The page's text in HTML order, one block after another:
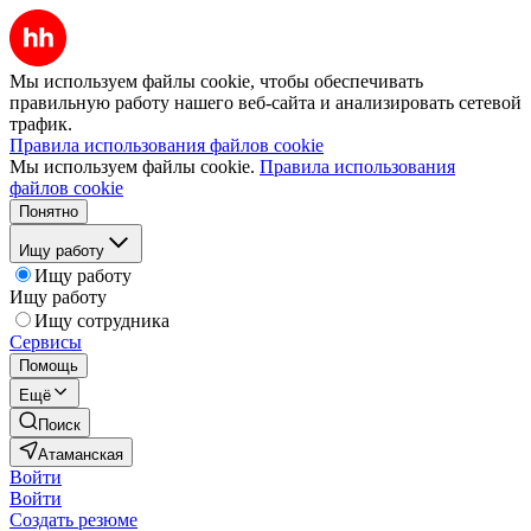
Мы используем файлы cookie, чтобы обеспечивать
правильную работу нашего веб-сайта и анализировать сетевой
трафик.
Правила использования файлов cookie
Мы используем файлы cookie. Правила использования
файлов cookie
Понятно
Ищу работу
Ищу работу
Ищу работу
Ищу сотрудника
Сервисы
Помощь
Ещё
Поиск
Атаманская
Войти
Войти
Создать резюме